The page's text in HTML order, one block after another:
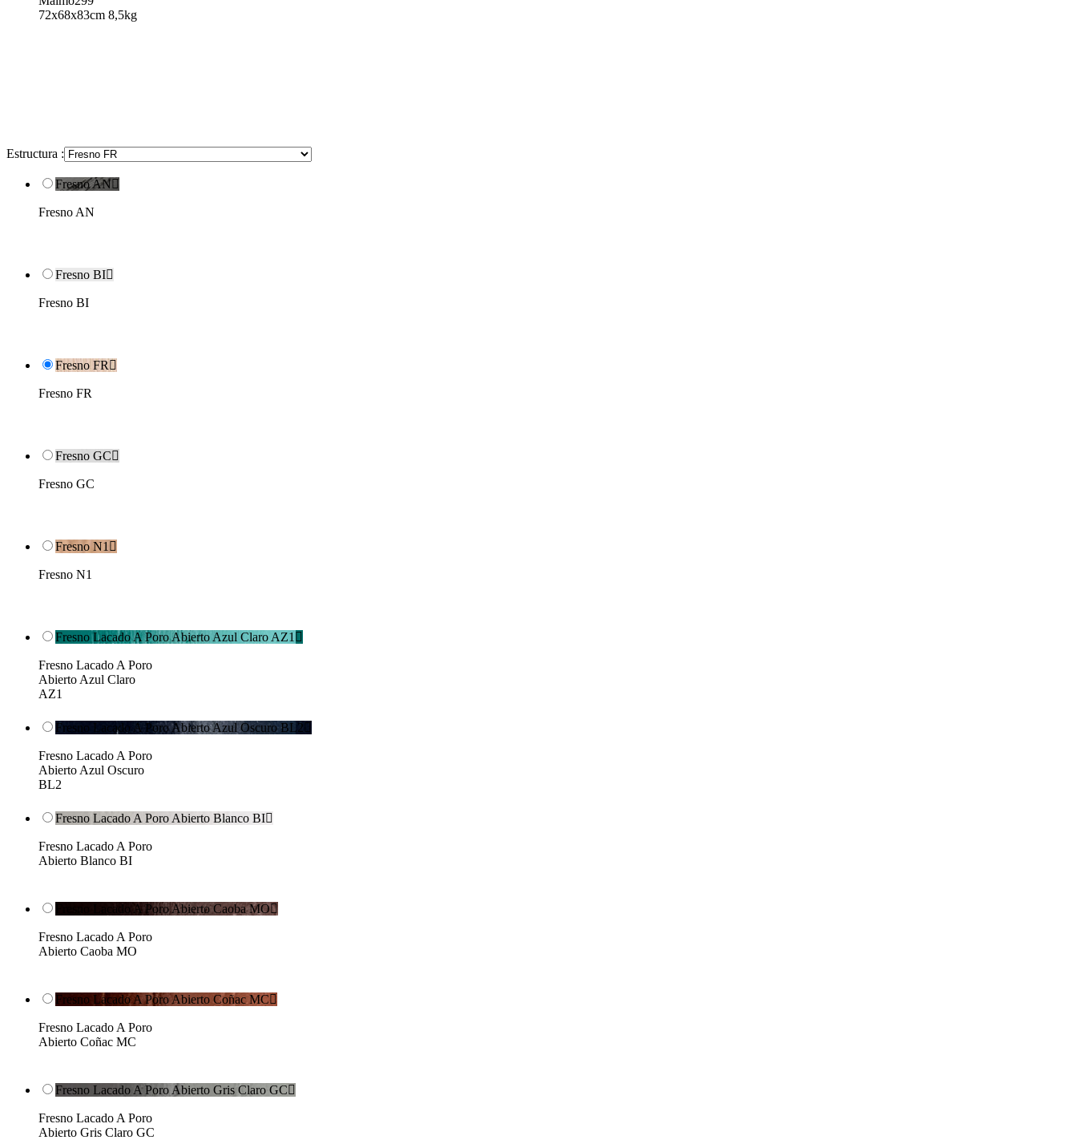
72x68x83cm 8,5kg
Estructura :
Fresno AN
Fresno AN
Fresno BI
Fresno BI
Fresno FR 
Fresno FR
Fresno GC
Fresno GC
Fresno N1 
Fresno N1
Fresno Lacado A Poro Abierto Azul Claro AZ1 
Fresno Lacado A Poro
Abierto Azul Claro
AZ1
Fresno Lacado A Poro Abierto Azul Oscuro BL2 
Fresno Lacado A Poro
Abierto Azul Oscuro
BL2
Fresno Lacado A Poro Abierto Blanco BI
Fresno Lacado A Poro
Abierto Blanco BI
Fresno Lacado A Poro Abierto Caoba MO
Fresno Lacado A Poro
Abierto Caoba MO
Fresno Lacado A Poro Abierto Coñac MC
Fresno Lacado A Poro
Abierto Coñac MC
Fresno Lacado A Poro Abierto Gris Claro GC
Fresno Lacado A Poro
Abierto Gris Claro GC